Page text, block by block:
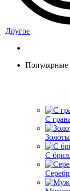
Другое
Популярные
С
С